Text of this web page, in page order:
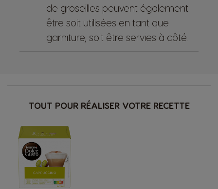
de groseilles peuvent également
être soit utilisées en tant que
garniture, soit être servies à côté.
TOUT POUR RÉALISER VOTRE RECETTE